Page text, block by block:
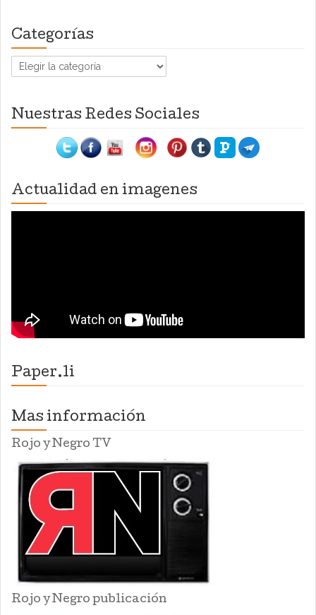
Categorías
Categorías
Nuestras Redes Sociales
Actualidad en imagenes
Paper.li
Mas información
Rojo y Negro TV
Rojo y Negro publicación